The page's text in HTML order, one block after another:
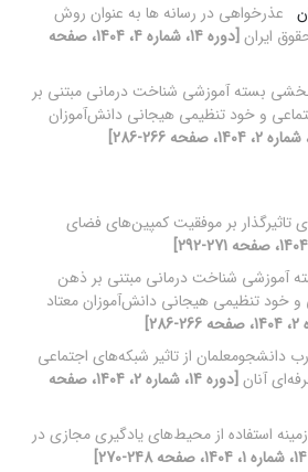
عذرخواهی در رسانه ها به عنوان روش
ایران
[دوره 14، شماره 4، 1404، صفحه
بسته آموزشی شناخت درمانی مبتنی بر
و خود تنظیمی هیجانی دانش‌آموزان
تاثیرگذار بر موفقیت کمپین‌های فضای
آموزشی شناخت درمانی مبتنی بر ذهن
و خود تنظیمی هیجانی دانش‌آموزان معتاد
دانشجومعلمان از تاثیر شبکه‌های اجتماعی
آنان
[دوره 14، شماره 2، 1404، صفحه
استفاده از محیط‌های یادگیری مجازی در